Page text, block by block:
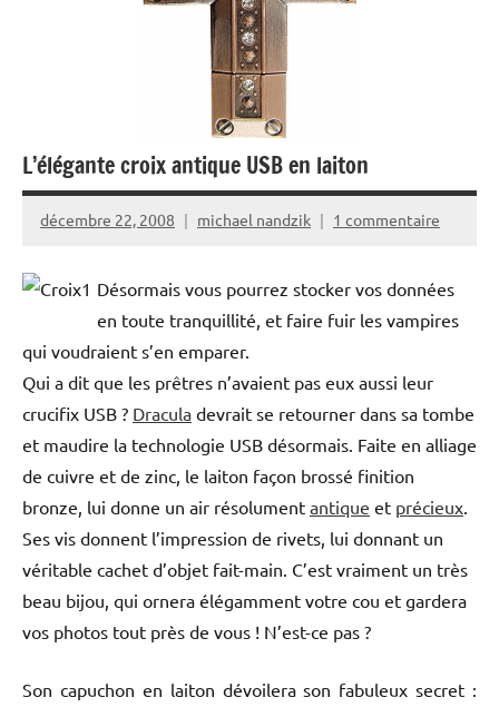
L’élégante croix antique USB en laiton
décembre 22, 2008 michael nandzik 1 commentaire
Désormais vous pourrez stocker vos données
en toute tranquillité, et faire fuir les vampires
qui voudraient s’en emparer.
Qui a dit que les prêtres n’avaient pas eux aussi leur
crucifix USB ? Dracula devrait se retourner dans sa tombe
et maudire la technologie USB désormais. Faite en alliage
de cuivre et de zinc, le laiton façon brossé finition
bronze, lui donne un air résolument antique et précieux
Ses vis donnent l’impression de rivets, lui donnant un
véritable cachet d’objet fait-main. C’est vraiment un très
beau bijou, qui ornera élégamment votre cou et gardera
vos photos tout près de vous ! N’est-ce pas ?
Son capuchon en laiton dévoilera son fabuleux secret :